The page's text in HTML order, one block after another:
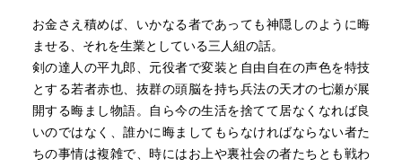
お金さえ積めば、いかなる者であっても神隠しのように晦
ませる、それを生業としている三人組の話。
剣の達人の平九郎、元役者で変装と自由自在の声色を特技
とする若者赤也、抜群の頭脳を持ち兵法の天才の七瀬が展
開する晦まし物語。自ら今の生活を捨てて居なくなれば良
いのではなく、誰かに晦ましてもらなければならない者た
ちの事情は複雑で、時にはお上や裏社会の者たちとも戦わ